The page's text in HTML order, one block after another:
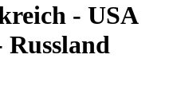
- USA